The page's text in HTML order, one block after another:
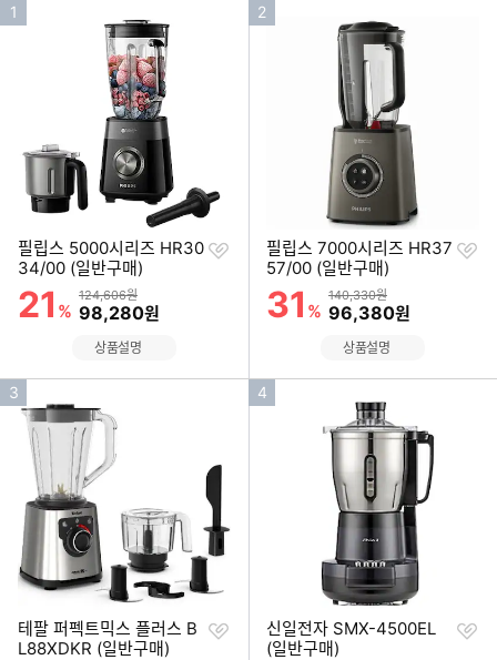
인1
필립스 5000시리즈 HR30
34/00 (일반구매)
할인률
21 %
상품금액
124,606원
할인금액
98,280원
찜
상품설명
인
2
필립스 7000시리즈 HR37
57/00 (일반구매)
할인률
31 %
상품금액
140,330원
할인금액
96,380원
찜
상품설명
인
3
테팔 퍼펙트믹스 플러스 B
L88XDKR (일반구매)
찜
인
4
신일전자 SMX-4500EL
(일반구매)
찜